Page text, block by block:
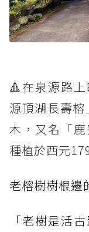
🔺在泉源路
源頂湖長壽
木，又名「
種植於西元
老榕樹樹根邊
「老樹是活